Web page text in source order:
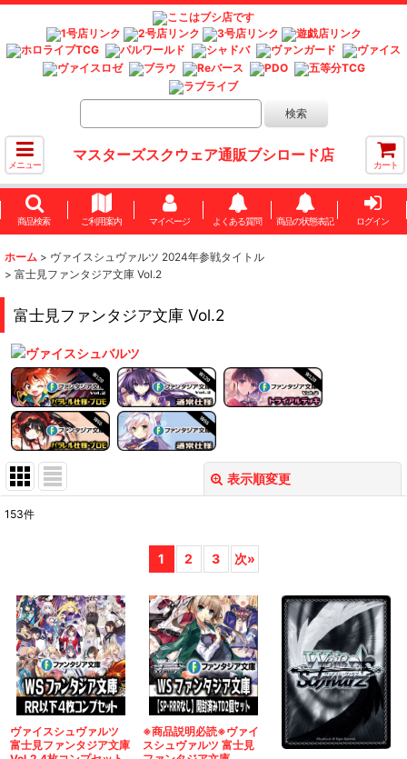
メニュー
マスターズスクウェア通販ブシロード店
カート
商品検索 ご利用案内 マイページ よくある質問 商品の状態表記 ログイン
ホーム > ヴァイスシュヴァルツ 2024年参戦タイトル
> 富士見ファンタジア文庫 Vol.2
富士見ファンタジア文庫 Vol.2
表示順変更
並び順:
絞り込む
153件
1 2 3 次»
ヴァイスシュヴァルツ
富士見ファンタジア文庫
※商品説明必読※ヴァイ
スシュヴァルツ 富士見